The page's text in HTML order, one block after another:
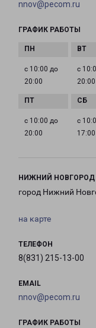
nnov@pecom.ru
ГРАФИК РАБОТЫ
с 10:00 до
20:00
с
20:00
с 10:00 до
20:00
с
17:00
НИЖНИЙ НОВГОРОД
город Нижний
на карте
ТЕЛЕФОН
8(831) 215-13-00
EMAIL
nnov@pecom.ru
ГРАФИК РАБОТЫ